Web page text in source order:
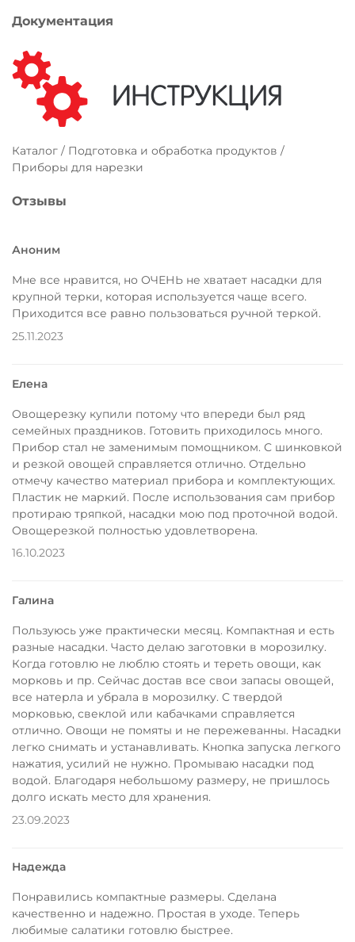
Документация
Каталог / Подготовка и обработка продуктов /
Приборы для нарезки
Отзывы
Аноним
Мне все нравится, но ОЧЕНЬ не хватает насадки для
крупной терки, которая используется чаще всего.
Приходится все равно пользоваться ручной теркой.
25.11.2023
Елена
Овощерезку купили потому что впереди был ряд
семейных праздников. Готовить приходилось много.
Прибор стал не заменимым помощником. С шинковкой
и резкой овощей справляется отлично. Отдельно
отмечу качество материал прибора и комплектующих.
Пластик не маркий. После использования сам прибор
протираю тряпкой, насадки мою под проточной водой.
Овощерезкой полностью удовлетворена.
16.10.2023
Галина
Пользуюсь уже практически месяц. Компактная и есть
разные насадки. Часто делаю заготовки в морозилку.
Когда готовлю не люблю стоять и тереть овощи, как
морковь и пр. Сейчас достав все свои запасы овощей,
все натерла и убрала в морозилку. С твердой
морковью, свеклой или кабачками справляется
отлично. Овощи не помяты и не пережеванны. Насадки
легко снимать и устанавливать. Кнопка запуска легкого
нажатия, усилий не нужно. Промываю насадки под
водой. Благодаря небольшому размеру, не пришлось
долго искать место для хранения.
23.09.2023
Надежда
Понравились компактные размеры. Сделана
качественно и надежно. Простая в уходе. Теперь
любимые салатики готовлю быстрее.